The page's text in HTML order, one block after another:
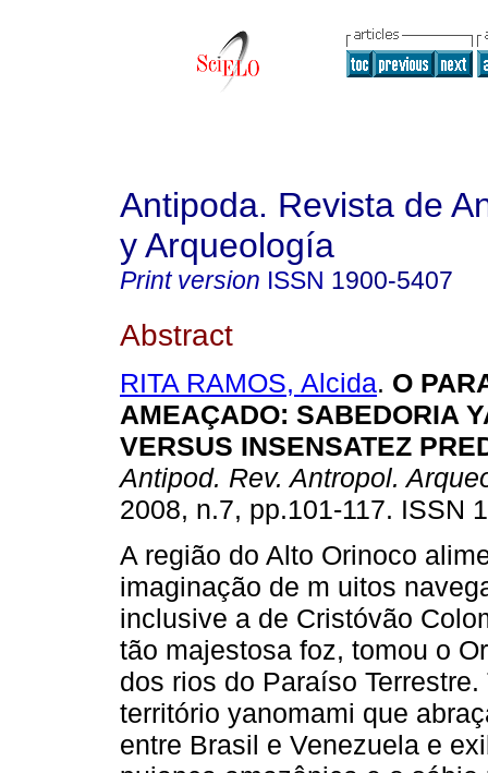
Antipoda. Revista de
y Arqueología
Print version ISSN 1900-5407
Abstract
RITA RAMOS, Alcida. O
AMEAÇADO: SABEDORIA
VERSUS INSENSATEZ
Antipod. Rev. Antropol.
2008, n.7, pp.101-117. ISSN
A região do Alto Orinoco
imaginação de m uitos
inclusive a de Cristóvão
tão majestosa foz, tomou o
dos rios do Paraíso Terrestre.
território yanomami que
entre Brasil e Venezuela e